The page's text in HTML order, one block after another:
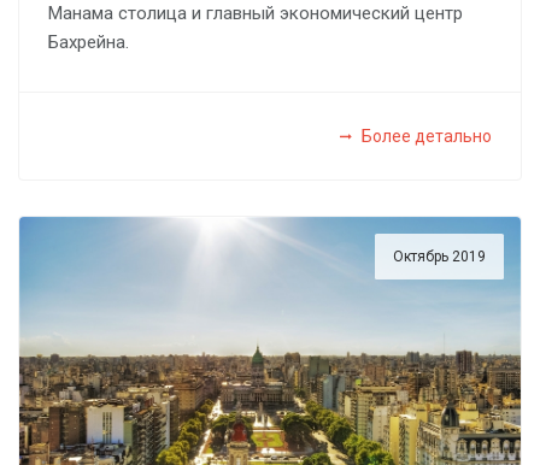
Манама столица и главный экономический центр
Бахрейна.
Более детально
Октябрь 2019